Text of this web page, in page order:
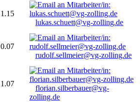
1.15
lukas.schuett@vg-zolling.de
0.07
rudolf.sellmeier@vg-zolling.de
1.07
florian.silberbauer@vg-
zolling.de